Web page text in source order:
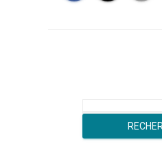
c